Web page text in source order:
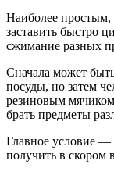
Наиболее простым,
заставить быстро
сжимание разных
Сначала может
посуды, но затем
резиновым
брать предметы
Главное условие —
получить в скором